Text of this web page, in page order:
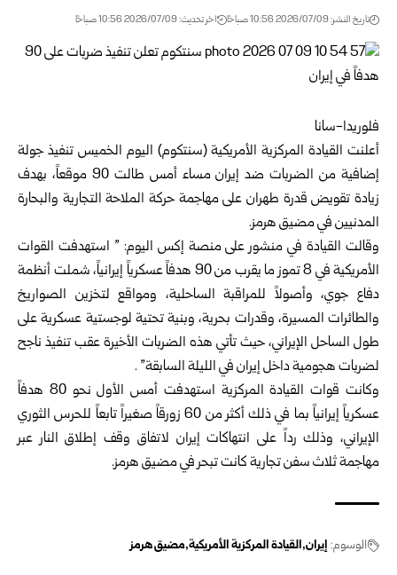
تاريخ النشر: 2026/07/09 10:56 صباحًا اخر تحديث: 2026/07/09 10:56 صباحًا
فلوريدا-سانا
أعلنت القيادة المركزية الأمريكية (سنتكوم) اليوم الخميس تنفيذ جولة
إضافية من الضربات ضد إيران مساء أمس طالت 90 موقعاً، بهدف
زيادة تقويض قدرة طهران على مهاجمة حركة الملاحة التجارية والبحارة
المدنيين في مضيق هرمز.
وقالت القيادة في منشور على منصة إكس اليوم: ” استهدفت القوات
الأمريكية في 8 تموز ما يقرب من 90 هدفاً عسكرياً إيرانياً، شملت أنظمة
دفاع جوي، وأصولاً للمراقبة الساحلية، ومواقع لتخزين الصواريخ
والطائرات المسيرة، وقدرات بحرية، وبنية تحتية لوجستية عسكرية على
طول الساحل الإيراني، حيث تأتي هذه الضربات الأخيرة عقب تنفيذ ناجح
لضربات هجومية داخل إيران في الليلة السابقة” .
وكانت قوات القيادة المركزية استهدفت أمس الأول نحو 80 هدفاً
عسكرياً إيرانياً بما في ذلك أكثر من 60 زورقاً صغيراً تابعاً للحرس الثوري
الإيراني، وذلك رداً على انتهاكات إيران لاتفاق وقف إطلاق النار عبر
مهاجمة ثلاث سفن تجارية كانت تبحر في مضيق هرمز.
الوسوم: إيران القيادة المركزية الأمريكية مضيق هرمز